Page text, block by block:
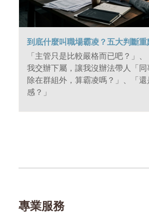
到底什麼叫職場霸凌？五大判斷重
「主管只是比較嚴格而已吧？」
我交辦下屬，讓我沒辦法帶人「
除在群組外，算霸凌嗎？」、「
感？」
專業服務